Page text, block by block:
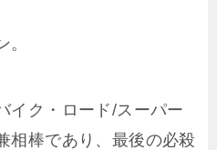
イク・ロード/スーパー
相棒であり、最後の必殺